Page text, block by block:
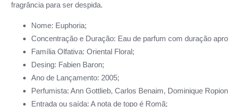
fragrância para ser despida.
Nome: Euphoria;
Concentração e Duração: Eau de parfum com duração
Família Olfativa: Oriental Floral;
Desing: Fabien Baron;
Ano de Lançamento: 2005;
Perfumista: Ann Gottlieb, Carlos Benaim, Dominique
Entrada ou saída: A nota de topo é Romã;